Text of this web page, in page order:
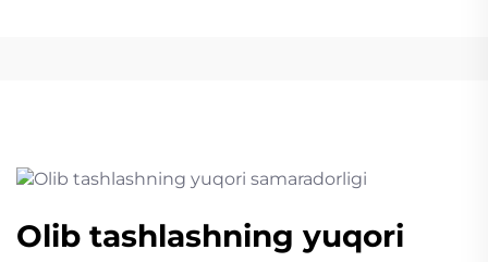
Olib tashlashning yuqori